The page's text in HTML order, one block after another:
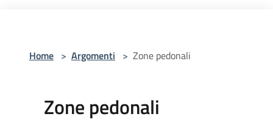
Home > Argomenti > Zone pedonali
Zone pedonali